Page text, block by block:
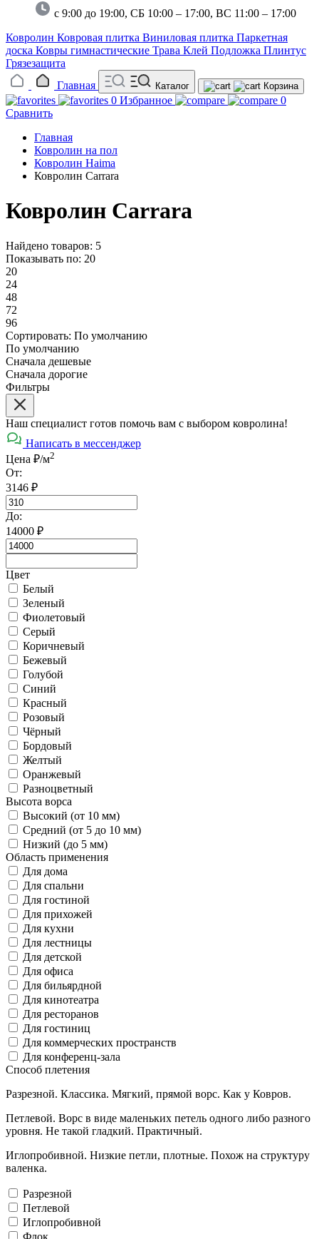
с 9:00 до 19:00, СБ 10:00 – 17:00, ВС 11:00 – 17:00
Ковролин Ковровая плитка Виниловая плитка Паркетная
доска Ковры гимнастические Трава Клей Подложка Плинтус
Грязезащита
Главная
Каталог Корзина
0 Избранное
0
Сравнить
Главная
Ковролин на пол
Ковролин Haima
Ковролин Carrara
Ковролин Carrara
Найдено товаров: 5
Показывать по: 20
20
24
48
72
96
Сортировать: По умолчанию
По умолчанию
Сначала дешевые
Сначала дорогие
Фильтры
Наш специалист готов помочь вам с выбором ковролина!
Написать в мессенджер
Цена ₽/м2
От:
3146 ₽
До:
14000 ₽
Цвет
Белый
Зеленый
Фиолетовый
Серый
Коричневый
Бежевый
Голубой
Синий
Красный
Розовый
Чёрный
Бордовый
Желтый
Оранжевый
Разноцветный
Высота ворса
Высокий (от 10 мм)
Средний (от 5 до 10 мм)
Низкий (до 5 мм)
Область применения
Для дома
Для спальни
Для гостиной
Для прихожей
Для кухни
Для лестницы
Для детской
Для офиса
Для бильярдной
Для кинотеатра
Для ресторанов
Для гостиниц
Для коммерческих пространств
Для конференц-зала
Способ плетения
Разрезной. Классика. Мягкий, прямой ворс. Как у Ковров.
Петлевой. Ворс в виде маленьких петель одного либо разного
уровня. Не такой гладкий. Практичный.
Иглопробивной. Низкие петли, плотные. Похож на структуру
валенка.
Разрезной
Петлевой
Иглопробивной
Флок